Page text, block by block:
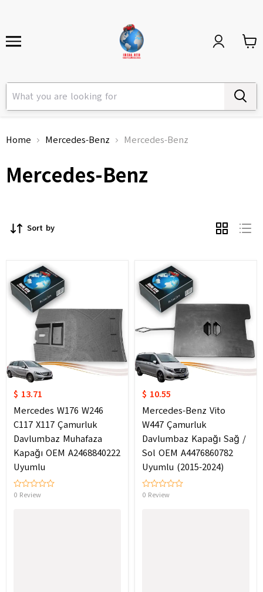
Home Mercedes-Benz Mercedes-Benz
Mercedes-Benz
Sort by
$ 13.71
Mercedes W176 W246
C117 X117 Çamurluk
Davlumbaz Muhafaza
Kapağı OEM A2468840222
Uyumlu
0 Review
$ 10.55
Mercedes-Benz Vito
W447 Çamurluk
Davlumbaz Kapağı Sağ /
Sol OEM A4476860782
Uyumlu (2015-2024)
0 Review